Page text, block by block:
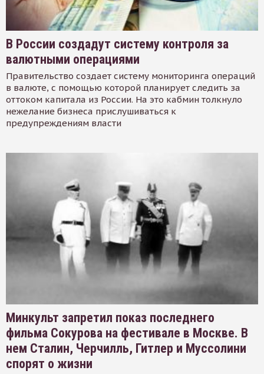
В России создадут систему контроля за
валютными операциями
Правительство создает систему мониторинга операций
в валюте, с помощью которой планирует следить за
оттоком капитала из России. На это кабмин толкнуло
нежелание бизнеса прислушиваться к
предупреждениям власти
Минкульт запретил показ последнего
фильма Сокурова на фестивале в Москве. В
нем Сталин, Черчилль, Гитлер и Муссолини
спорят о жизни